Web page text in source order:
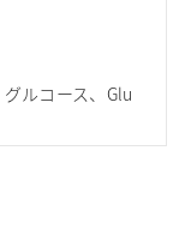
ルコース、Glu